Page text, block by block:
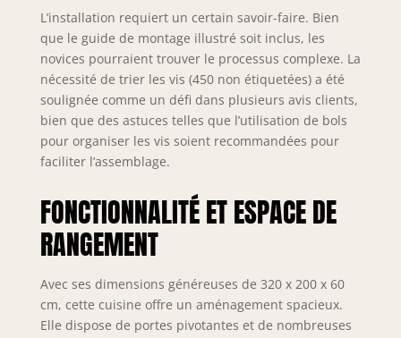
: l'armoire de
conversion pour le
four à hauteur de
poitrine est le point
fort et permet un
plaisir de cuisson
agréable sans avoir
à se pencher. Le
également facilité.
Montage facile : la
instructions
détaillées (français
non garanti) et
L’installation requiert un certain savoir-faire. Bien
que le guide de montage illustré soit inclus, les
novices pourraient trouver le processus complexe. La
nécessité de trier les vis (450 non étiquetées) a été
soulignée comme un défi dans plusieurs avis clients,
bien que des astuces telles que l’utilisation de bols
pour organiser les vis soient recommandées pour
faciliter l’assemblage.
FONCTIONNALITÉ ET ESPACE DE
RANGEMENT
Avec ses dimensions généreuses de 320 x 200 x 60
cm, cette cuisine offre un aménagement spacieux.
Elle dispose de portes pivotantes et de nombreuses